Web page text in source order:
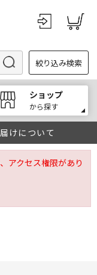
絞り込み検索
ショップ
から探す
けについて
アクセス権限があり